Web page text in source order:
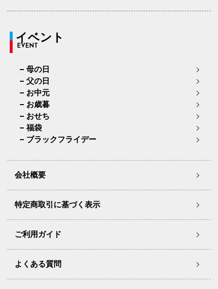
イベント
EVENT
母の日
父の日
お中元
お歳暮
おせち
福袋
ブラックフライデー
会社概要
特定商取引に基づく表示
ご利用ガイド
よくある質問